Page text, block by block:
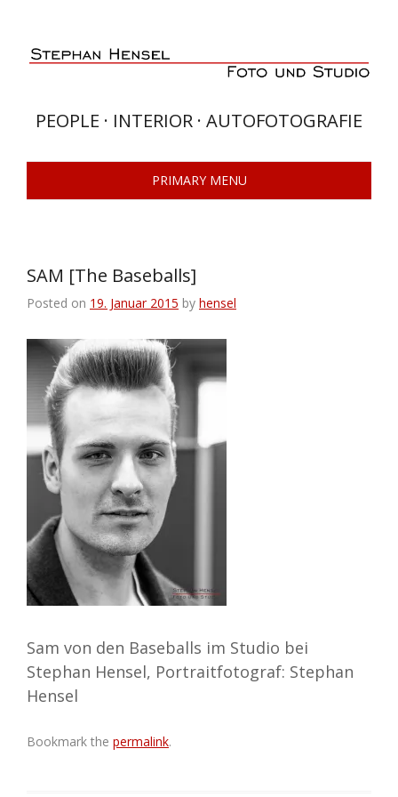
content
PEOPLE · INTERIOR · AUTOFOTOGRAFIE
PRIMARY MENU
SAM [The Baseballs]
Posted on 19. Januar 2015 by hensel
Sam von den Baseballs im Studio bei
Stephan Hensel, Portraitfotograf: Stephan
Hensel
Bookmark the permalink.